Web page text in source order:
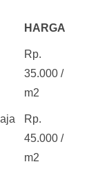
HARGA
Rp.
35.000 /
m2
Rp.
45.000 /
m2